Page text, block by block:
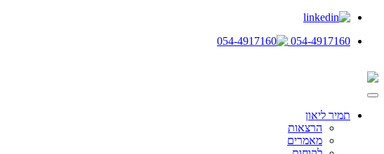
054-4917160
תמיר ליאון
הרצאות
מאמרים